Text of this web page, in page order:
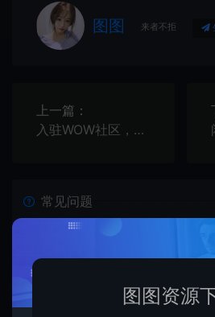
图图 来者不拒
上一篇：
入驻WOW社区，开启蓝海项目，赚取丰厚收益！
常见问题
是的，图图资源下载站坚持每天
源码、模板等等资源。
图图资源